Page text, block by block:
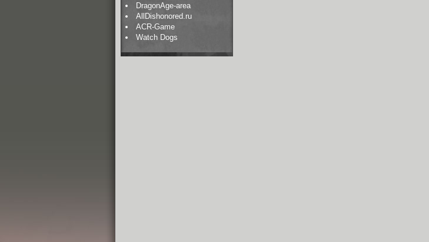
DragonAge-area
AllDishonored.ru
ACR-Game
Watch Dogs